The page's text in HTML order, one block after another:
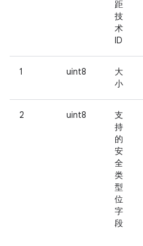
距
技
术
ID
1 uint8
大
小
2 uint8
支
持
的
安
全
类
型
位
字
段